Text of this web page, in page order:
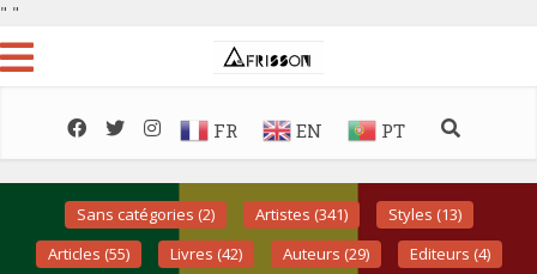
" "
FR EN PT
Sans catégories (2) Artistes (341)
Styles (13)
Articles (55)
Livres (42) Auteurs (29)
Editeurs (4)